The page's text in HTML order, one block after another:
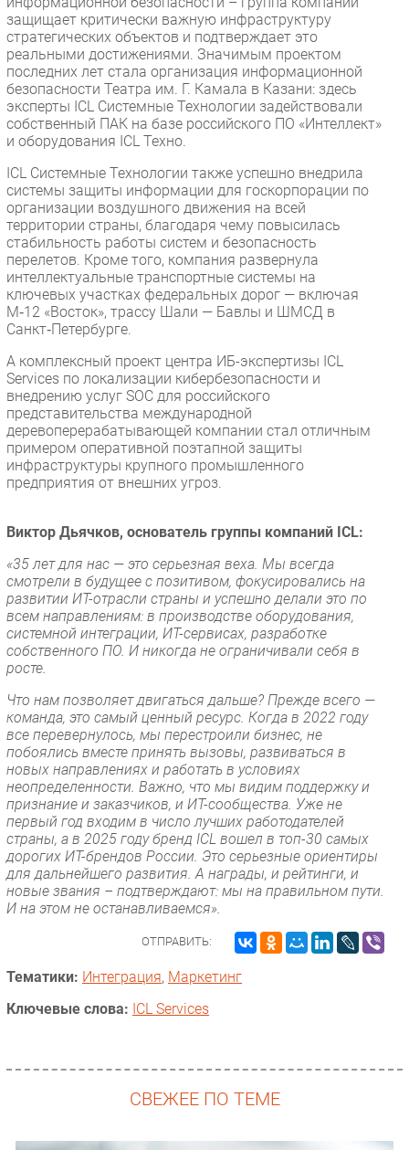
защищает критически важную инфраструктуру
стратегических объектов и подтверждает это
реальными достижениями. Значимым проектом
последних лет стала организация информационной
безопасности Театра им. Г. Камала в Казани: здесь
эксперты ICL Системные Технологии задействовали
собственный ПАК на базе российского ПО «Интеллект»
и оборудования ICL Техно.
ICL Системные Технологии также успешно внедрила
системы защиты информации для госкорпорации по
организации воздушного движения на всей
территории страны, благодаря чему повысилась
стабильность работы систем и безопасность
перелетов. Кроме того, компания развернула
интеллектуальные транспортные системы на
ключевых участках федеральных дорог — включая
М‑12 «Восток», трассу Шали — Бавлы и ШМСД в
Санкт‑Петербурге.
А комплексный проект центра ИБ-экспертизы ICL
Services по локализации кибербезопасности и
внедрению услуг SOC для российского
представительства международной
деревоперерабатывающей компании стал отличным
примером оперативной поэтапной защиты
инфраструктуры крупного промышленного
предприятия от внешних угроз.
Виктор Дьячков, основатель группы компаний ICL:
«35 лет для нас — это серьезная веха. Мы всегда
смотрели в будущее с позитивом, фокусировались на
развитии ИТ-отрасли страны и успешно делали это по
всем направлениям: в производстве оборудования,
системной интеграции, ИТ-сервисах, разработке
собственного ПО. И никогда не ограничивали себя в
росте.
Что нам позволяет двигаться дальше? Прежде всего —
команда, это самый ценный ресурс. Когда в 2022 году
все перевернулось, мы перестроили бизнес, не
побоялись вместе принять вызовы, развиваться в
новых направлениях и работать в условиях
неопределенности. Важно, что мы видим поддержку и
признание и заказчиков, и ИТ-сообщества. Уже не
первый год входим в число лучших работодателей
страны, а в 2025 году бренд ICL вошел в топ-30 самых
дорогих ИТ-брендов России. Это серьезные ориентиры
для дальнейшего развития. А награды, и рейтинги, и
новые звания – подтверждают: мы на правильном пути.
И на этом не останавливаемся».
ОТПРАВИТЬ:
Тематики: Интеграция, Маркетинг
Ключевые слова: ICL Services
СВЕЖЕЕ ПО ТЕМЕ